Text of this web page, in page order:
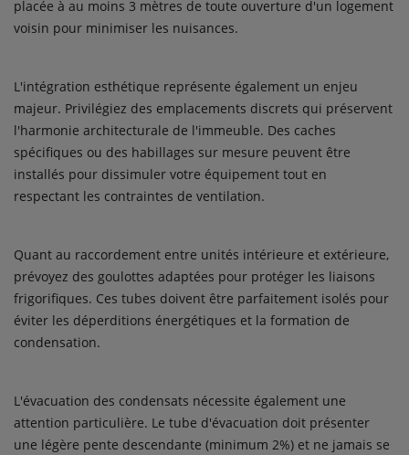
placée à au moins 3 mètres de toute ouverture d'un logement
voisin pour minimiser les nuisances.
L'intégration esthétique représente également un enjeu
majeur. Privilégiez des emplacements discrets qui préservent
l'harmonie architecturale de l'immeuble. Des caches
spécifiques ou des habillages sur mesure peuvent être
installés pour dissimuler votre équipement tout en
respectant les contraintes de ventilation.
Quant au raccordement entre unités intérieure et extérieure,
prévoyez des goulottes adaptées pour protéger les liaisons
frigorifiques. Ces tubes doivent être parfaitement isolés pour
éviter les déperditions énergétiques et la formation de
condensation.
L'évacuation des condensats nécessite également une
attention particulière. Le tube d'évacuation doit présenter
une légère pente descendante (minimum 2%) et ne jamais se